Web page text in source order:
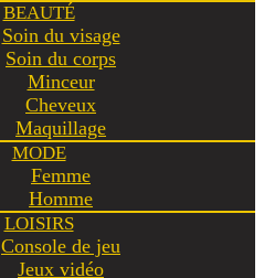
BEAUTÉ
Soin du visage
Soin du corps
Minceur
Cheveux
Maquillage
MODE
Femme
Homme
LOISIRS
Console de jeu
Jeux vidéo